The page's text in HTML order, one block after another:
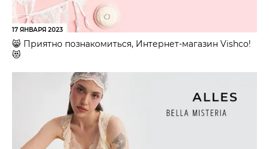
17 ЯНВАРЯ 2023
😸 Приятно познакомиться, Интернет-магазин Vishco!
😻